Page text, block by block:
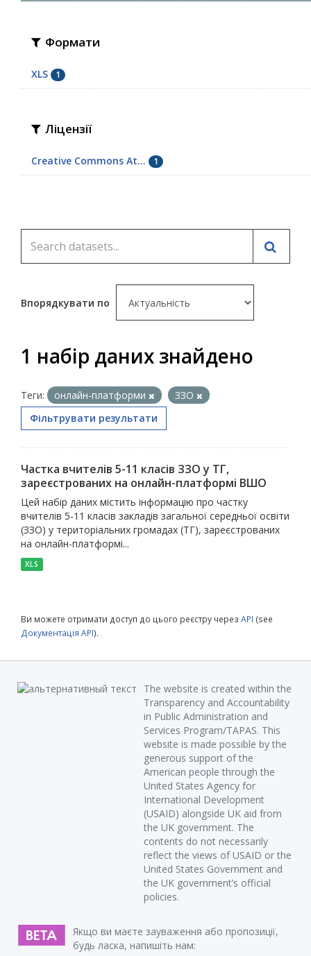
Формати
XLS 1
Ліцензії
Creative Commons At... 1
Впорядкувати по
1 набір даних знайдено
Теги: онлайн-платформи
ЗЗО
Фільтрувати результати
Частка вчителів 5-11 класів ЗЗО у ТГ,
зареєстрованих на онлайн-платформі ВШО
Цей набір даних містить інформацію про частку
вчителів 5-11 класів закладів загальної середньої освіти
(ЗЗО) у територіальних громадах (ТГ), зареєстрованих
на онлайн-платформі...
XLS
Ви можете отримати доступ до цього реєстру через API (see
Документація API).
The website is created within the
Transparency and Accountability
in Public Administration and
Services Program/TAPAS. This
website is made possible by the
generous support of the
American people through the
United States Agency for
International Development
(USAID) alongside UK aid from
the UK government. The
contents do not necessarily
reflect the views of USAID or the
United States Government and
the UK government’s official
policies.
Якщо ви маєте зауваження або пропозиції,
будь ласка, напишіть нам: